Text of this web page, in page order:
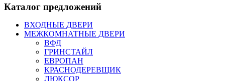
Каталог предложений
ВХОДНЫЕ ДВЕРИ
МЕЖКОМНАТНЫЕ ДВЕРИ
ВФД
ГРИНСТАЙЛ
ЕВРОПАН
КРАСНОДЕРЕВЩИК
ЛЮКСОР